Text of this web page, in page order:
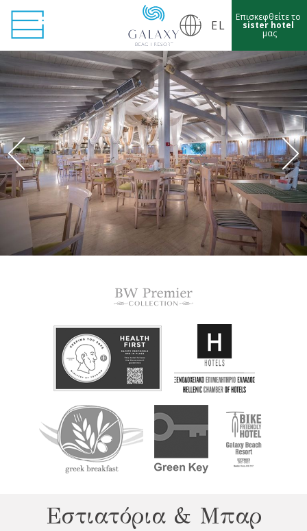
Εστιατόρια & Μπαρ
Marketing Cookies
Επισκεφθείτε το
sister hotel
μας
EL